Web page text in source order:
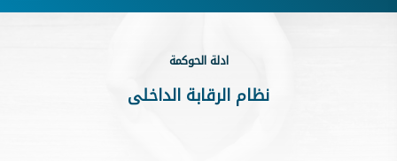
ادلة الحوكمة
نظام الرقابة الداخلى